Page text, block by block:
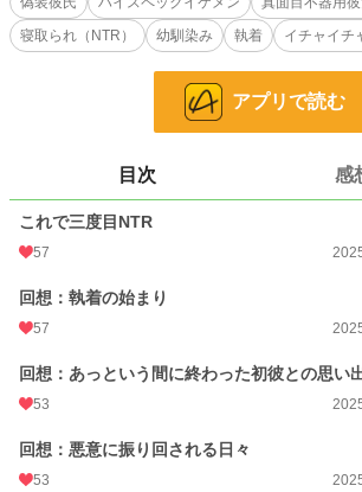
たノリでこんな提案をしてきた。
「カモフラ用の偽装彼氏を作ってみたら？」
お互い酔ったノリで計画を立て、男友達の圭司に彼氏
人はいないかと相談すると、なんと彼は、自分が偽装
イケメン陽キャの圭司と、真面目不器用タイプの理沙
小説 228,899 位 / 228,899 件
24h.ポイント
文字数 138,267
更新日時
初回公開日時 2025.01.13 12:00
初回完結日時
寝取られ（NTR）
幼馴染み 執着 イチャイチ
アプリで読む
目次 感
これで三度目NTR
57
回想：執着の始まり
57
回想：あっという間に終わった初彼との思い
53
回想：悪意に振り回される日々
53